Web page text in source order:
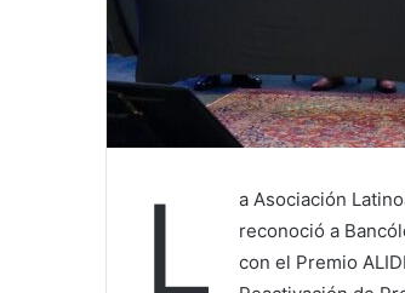
L
a Asociación
reconoció a
con el Premio